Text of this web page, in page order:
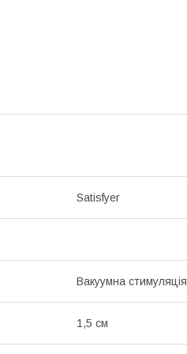
Satisfyer
Вакуумна стимуляція
1,5 см